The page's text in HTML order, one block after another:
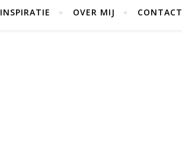
INSPIRATIE OVER MIJ CONTACT